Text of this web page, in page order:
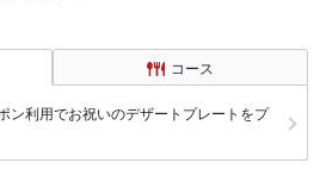
コース
ン利用でお祝いのデザートプレートをプ